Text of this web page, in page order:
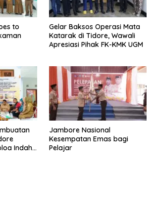
to
Gelar Baksos Operasi Mata
Katarak di Tidore, Wawali
Apresiasi Pihak FK-KMK UGM
Indah
Jambore Nasional
Kesempatan Emas bagi
Pelajar